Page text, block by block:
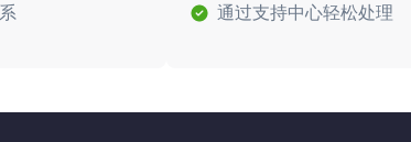
通过支持中心轻松处理